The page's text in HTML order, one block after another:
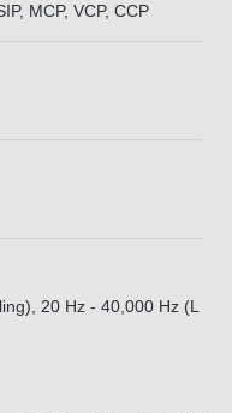
MCP, VCP, CCP
20 Hz - 40,000 Hz (L